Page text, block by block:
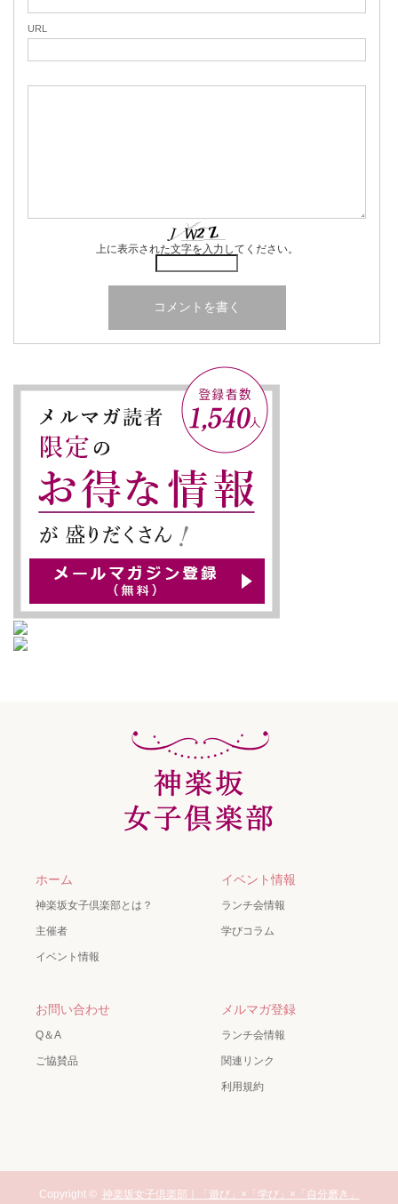
URL
上に表示された文字を入力してください。
ホーム
神楽坂女子倶楽部とは？
主催者
イベント情報
イベント情報
ランチ会情報
学びコラム
お問い合わせ
Q＆A
ご協賛品
メルマガ登録
ランチ会情報
関連リンク
利用規約
Copyright © 神楽坂女子倶楽部｜「遊び」×「学び」×「自分磨き」